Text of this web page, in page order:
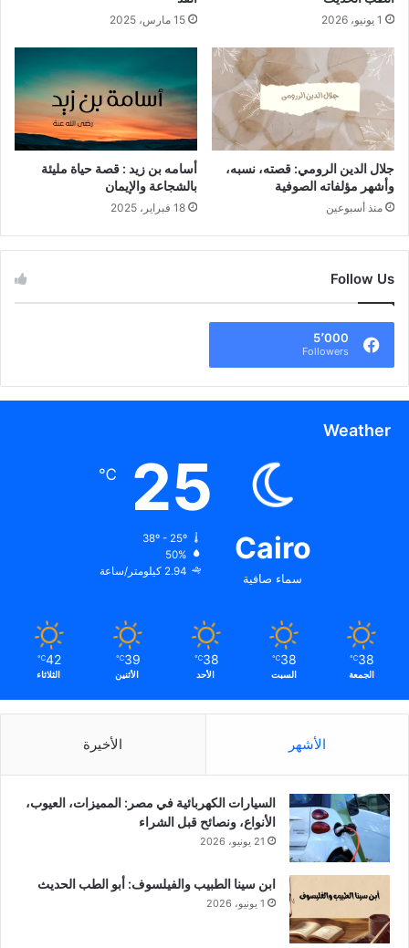
1 يونيو، 2026 15 مارس، 2025
جلال الدين الرومي: قصته، نسبه،
وأشهر مؤلفاته الصوفية
منذ أسبوعين
أسامه بن زيد : قصة حياة مليئة
بالشجاعة والإيمان
18 فبراير، 2025
Follow Us
5٬000
Followers
Weather
Cairo
سماء صافية
25
℃
38º - 25º
50%
2.94 كيلومتر/ساعة
38
℃
الجمعة
38
℃
السبت
38
℃
الأحد
39
℃
الأثنين
42
℃
الثلاثاء
الأشهر الأخيرة
السيارات الكهربائية في مصر: المميزات، العيوب،
الأنواع، ونصائح قبل الشراء
21 يونيو، 2026
ابن سينا الطبيب والفيلسوف: أبو الطب الحديث
1 يونيو، 2026